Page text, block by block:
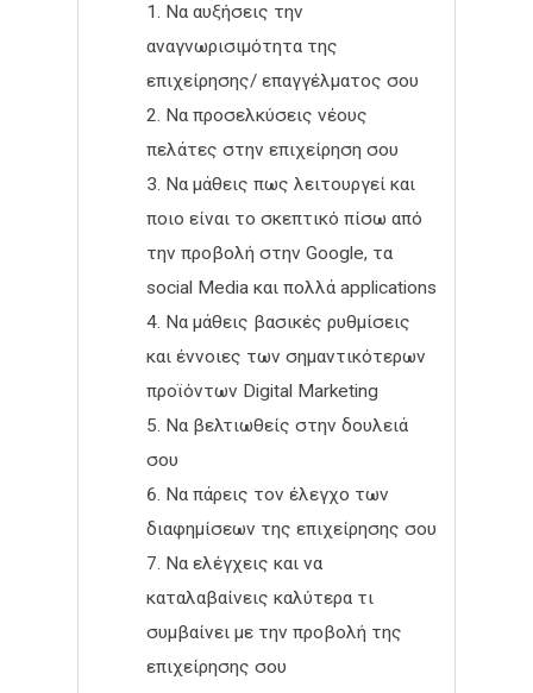
Να αυξήσεις την
αναγνωρισιμότητα της
επιχείρησης/ επαγγέλματος σου
Να προσελκύσεις νέους
πελάτες στην επιχείρηση σου
Να μάθεις πως λειτουργεί και
ποιο είναι το σκεπτικό πίσω από
την προβολή στην Google, τα
social Media και πολλά applications
Να μάθεις βασικές ρυθμίσεις
και έννοιες των σημαντικότερων
προϊόντων Digital Marketing
Να βελτιωθείς στην δουλειά
σου
Να πάρεις τον έλεγχο των
διαφημίσεων της επιχείρησης σου
Να ελέγχεις και να
καταλαβαίνεις καλύτερα τι
συμβαίνει με την προβολή της
επιχείρησης σου